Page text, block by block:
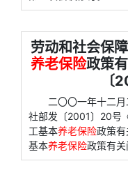
劳动和社会保
养老保险政策
〔
二〇〇一年十二
社部发〔2001〕20号
工基本养老保险政策
基本养老保险政策有关